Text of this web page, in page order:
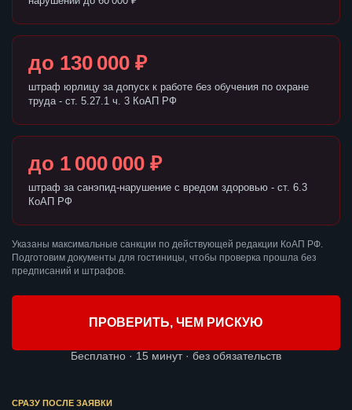
до 130 000 ₽
штраф юрлицу за допуск к работе без обучения по охране
труда - ст. 5.27.1 ч. 3 КоАП РФ
до 1 000 000 ₽
штраф за санэпид-нарушение с вредом здоровью - ст. 6.3
КоАП РФ
Указаны максимальные санкции по действующей редакции КоАП РФ.
Подготовим документы для гостиницы, чтобы проверка прошла без
предписаний и штрафов.
ПРОВЕРИТЬ, ЧЕМ РИСКУЮ
Бесплатно · 15 минут · без обязательств
СРАЗУ ПОСЛЕ ЗАЯВКИ